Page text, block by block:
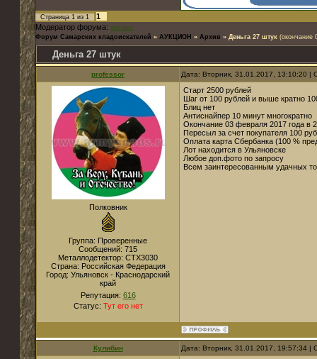
Страница 1 из 1
1
Модератор форума: skvorec
Форум Самарских кладоискателей » АУКЦИОН » Архив » Деньга 27 штук (окончание
Деньга 27 штук
professor Дата: Вторник, 31.01.2017, 13:10:20
Полковник
Группа: Проверенные
Сообщений: 715
Металлодетектор: CTX3030
Страна: Российская Федерация
Город: Ульяновск - Краснодарский
край
Репутация: 616
Статус: Тут его нет
Старт 2500 рублей
Шаг от 100 рублей и выше кратно
Блиц нет
Антиснайпер 10 минут многократно
Окончание 03 февраля 2017 года в
Пересыл за счет покупателя 100
Оплата карта Сбербанка (100 %
Лот находится в Ульяновске
Любое доп.фото по запросу
Всем заинтересованным удачных
Кулибин Дата: Вторник, 31.01.2017, 19:57:34